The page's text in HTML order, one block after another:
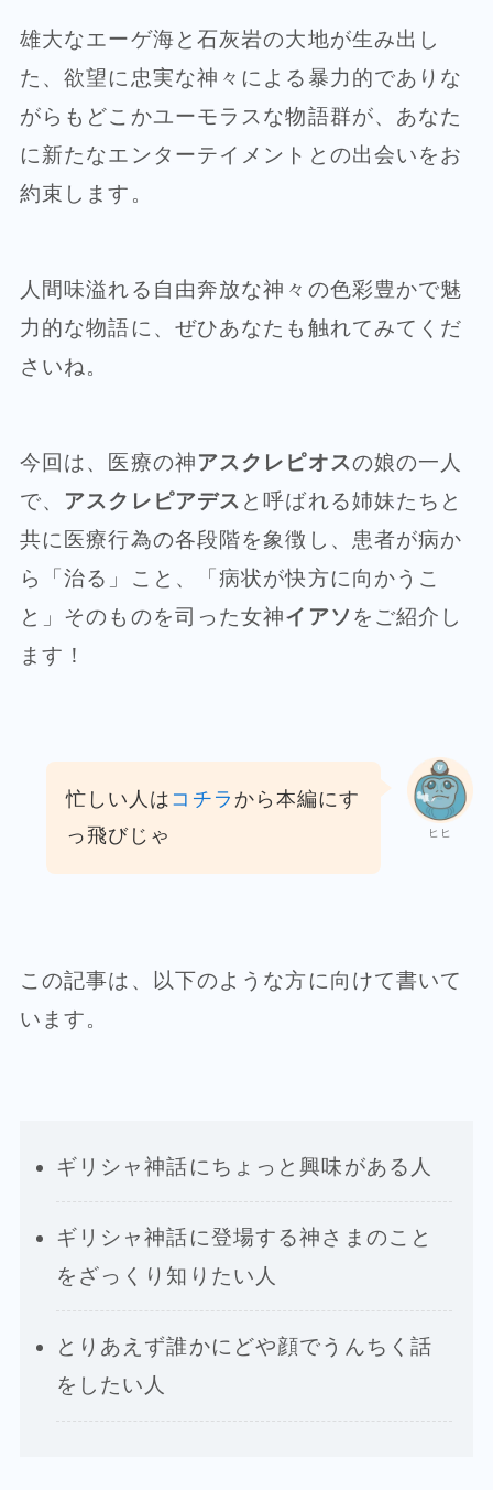
雄大なエーゲ海と石灰岩の大地が生み出し
た、欲望に忠実な神々による暴力的でありな
がらもどこかユーモラスな物語群が、あなた
に新たなエンターテイメントとの出会いをお
約束します。
人間味溢れる自由奔放な神々の色彩豊かで魅
力的な物語に、ぜひあなたも触れてみてくだ
さいね。
今回は、医療の神アスクレピオスの娘の一人
で、 アスクレピアデス と呼ばれる姉妹たちと
共に医療行為の各段階を象徴し、患者が病か
ら「治る」こと、「病状が快方に向かうこ
と」そのものを司った女神イアソ をご紹介し
ます！
ヒヒ
忙しい人は コチラ から本編にす
っ飛びじゃ
この記事は、以下のような方に向けて書いて
います。
ギリシャ神話にちょっと興味がある人
ギリシャ神話に登場する神さまのこと
をざっくり知りたい人
とりあえず誰かにどや顔でうんちく話
をしたい人